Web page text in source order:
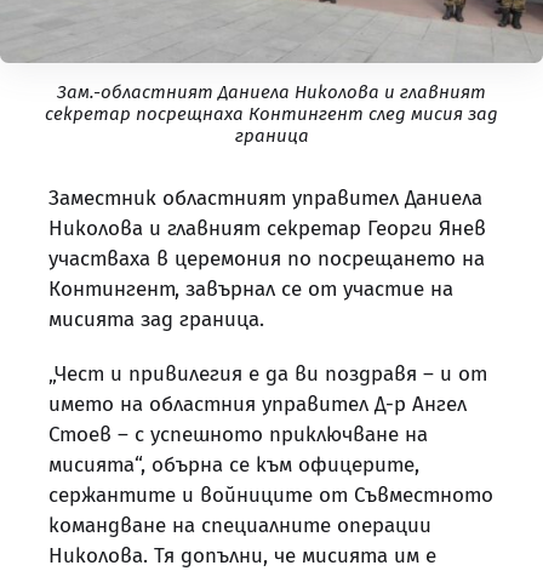
Зам.-областният Даниела Николова и главният
секретар посрещнаха Контингент след мисия зад
граница
Заместник областният управител Даниела
Николова и главният секретар Георги Янев
участваха в церемония по посрещането на
Контингент, завърнал се от участие на
мисията зад граница.
„Чест и привилегия е да ви поздравя – и от
името на областния управител Д-р Ангел
Стоев – с успешното приключване на
мисията“, обърна се към офицерите,
сержантите и войниците от Съвместното
командване на специалните операции
Николова. Тя допълни, че мисията им е